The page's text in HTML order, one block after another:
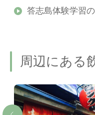
答志島体験学習
周辺にある